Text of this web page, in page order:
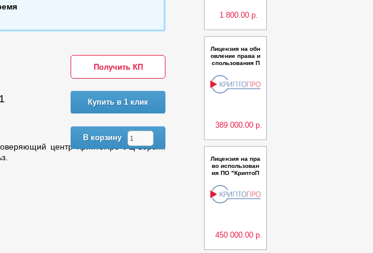
Получить КП
Купить в 1 клик
В корзину
центр КриптоПро УЦ версии
1 800.00 р.
Лицензия на обн
овление права и
спользования П
щий центр Крипт
оПро УЦ до верс
ии 2.0 (Исполне
389 000.00 р.
Лицензия на пра
во использован
ия ПО "КриптоП
из состава ПАК
"Службы УЦ" ве
рсии 2.0 (Испол
450 000.00 р.